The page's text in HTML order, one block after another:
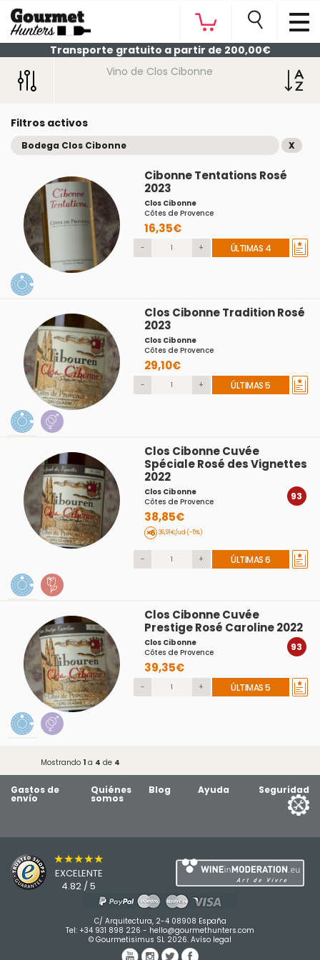
Transporte gratuito a partir de 200,00€
Vino de Clos Cibonne
Filtros activos
Bodega Clos Cibonne X
Cibonne Tentations Rosé
2023
Clos Cibonne
Côtes de Provence
16,35€
- + ÚLTIMAS 4
Clos Cibonne Tradition Rosé
2023
Clos Cibonne
Côtes de Provence
29,10€
- + ÚLTIMAS 5
Clos Cibonne Cuvée
Spéciale Rosé des Vignettes
2022
Clos Cibonne
Côtes de Provence
38,85€
36,91€/ud (-5%)
93
- + ÚLTIMAS 6
Clos Cibonne Cuvée
Prestige Rosé Caroline 2022
Clos Cibonne
Côtes de Provence
39,35€
93
- + ÚLTIMAS 5
Mostrando 1a 4 de 4
Gastos de
envío
Quiénes
somos
Blog Ayuda Seguridad
★★★★★
EXCELENTE
4.82 / 5
C/ Arquitectura, 2-4 08908 España
Tel: +34 931 898 226 - hello@gourmethunters.com
© Gourmetisimus SL 2026. Avíso legal